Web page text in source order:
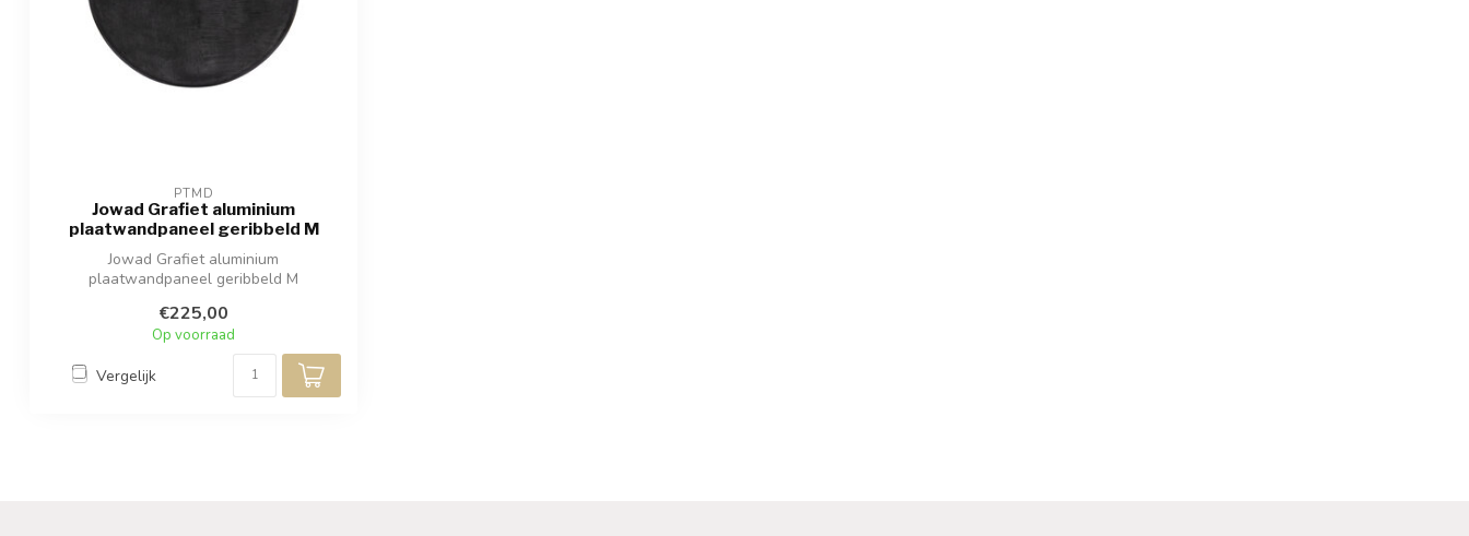
PTMD
Jowad Grafiet aluminium
plaatwandpaneel geribbeld M
Jowad Grafiet aluminium
plaatwandpaneel geribbeld M
€225,00
Op voorraad
Vergelijk